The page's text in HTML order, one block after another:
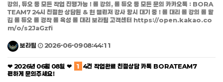
강의, 듀오 등 모든 작업 진행가능 ! 롤 강의, 롤 듀오 등 모든 문의 카카오톡 : BORA
TEAM7 24시 친절한 상담원 & 현 챌린저 강사 항시 대기 중 ! 롤 대리 롤 강의 롤 맡
김 롤 듀오 롤 경작 롤 육성 롤 대리 보라팀 고객센터 https://open.kakao.co
m/o/s2JaGzfi
보라팀 2026-06-09 08:44:11
❤ 2026년 06월 08일 ❤ 1 4건 작업완료 친절상담 카톡 BORATEAM7
편하게 문의주세요!